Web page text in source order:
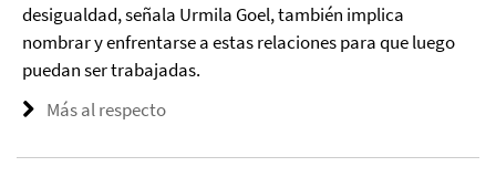
desigualdad, señala Urmila Goel, también implica
nombrar y enfrentarse a estas relaciones para que luego
puedan ser trabajadas.
Más al respecto